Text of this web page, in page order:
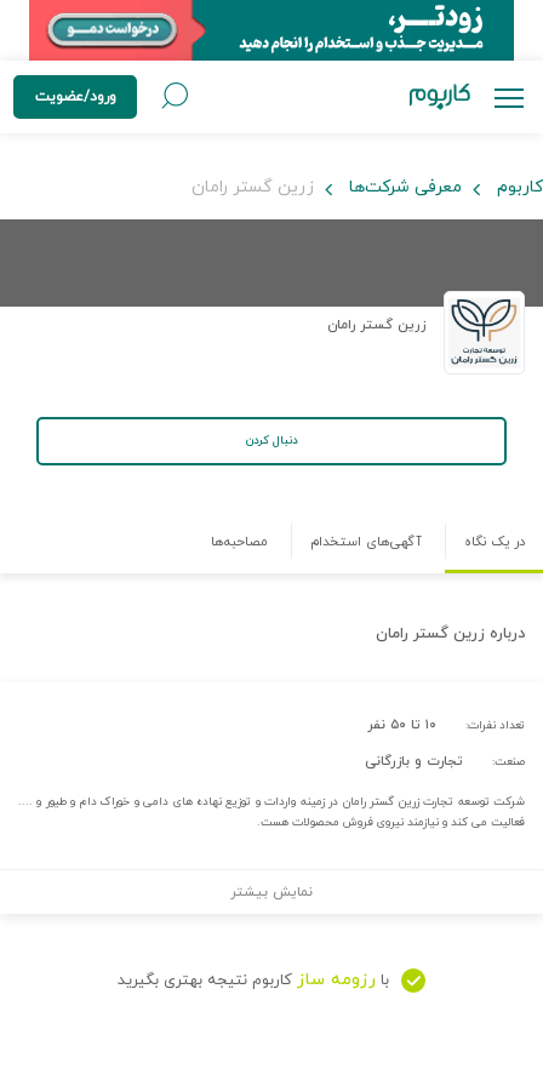
ورود/عضویت
کاربوم معرفی شرکت‌ها زرین گستر رامان
زرین گستر رامان
دنبال کردن
در یک نگاه آگهی‌های استخدام مصاحبه‌ها
درباره زرین گستر رامان
تعداد نفرات: ۱۰ تا ۵۰ نفر
صنعت: تجارت و بازرگانی
شرکت توسعه تجارت زرین گستر رامان در زمینه واردات و توزیع نهاده های دامی و خوراک دام و طیور و ....
فعالیت می کند و نیازمند نیروی فروش محصولات هست.
نمایش بیشتر
با رزومه ساز کاربوم نتیجه بهتری بگیرید